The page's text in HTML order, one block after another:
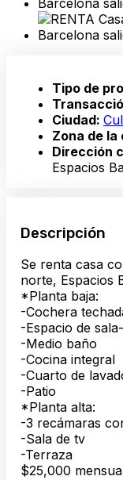
Tipo de
Ciudad:
Zona de la
Dirección
Espacios
Descripción
Se renta casa
norte, Espacios
*Planta baja:
-Cochera
-Espacio de
-Medio baño
-Cocina integral
-Cuarto de
-Patio
*Planta alta:
-3 recámaras
-Sala de tv
-Terraza
$25,000